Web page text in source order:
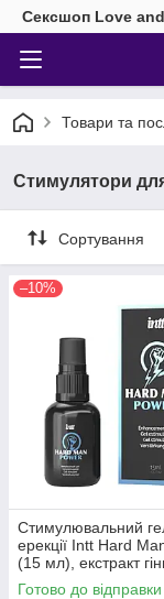
Сексшоп Love
Товари та
Стимулятори
Сортування
–10%
Стимулювальний
ерекції Intt Hard
(15 мл), екстракт
білоба, таурин -
Готово до відправки